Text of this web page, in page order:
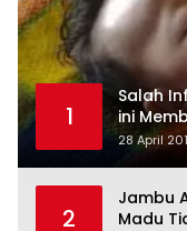
1
Salah
ini
28 April
2
Jambu
Madu